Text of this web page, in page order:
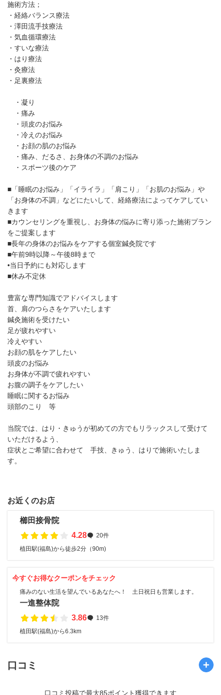
施術方法；
・経絡バランス療法
・澤田流手技療法
・気血循環療法
・すいな療法
・はり療法
・灸療法
・足裏療法
・凝り
・痛み
・頭皮のお悩み
・冷えのお悩み
・お顔の肌のお悩み
・痛み、だるさ、お身体の不調のお悩み
・スポーツ後のケア
■「睡眠のお悩み」「イライラ」「肩こり」「お肌のお悩み」や
「お身体の不調」などにたいして、経絡療法によってケアしてい
きます
■カウンセリングを重視し、お身体の悩みに寄り添った施術プラン
をご提案します
■長年の身体のお悩みをケアする個室鍼灸院です
■午前9時以降～午後8時まで
•当日予約にも対応します
■休み不定休
豊富な専門知識でアドバイスします
首、肩のつらさをケアいたします
鍼灸施術を受けたい
足が疲れやすい
冷えやすい
お顔の肌をケアしたい
頭皮のお悩み
お身体が不調で疲れやすい
お腹の調子をケアしたい
睡眠に関するお悩み
頭部のこり 等
当院では、はり・きゅうが初めての方でもリラックスして受けて
いただけるよう、
症状とご希望に合わせて 手技、きゅう、はりで施術いたしま
す。
お近くのお店
櫛田接骨院
4.28
20件
植田駅(福島)から徒歩2分（90m)
今すぐお得なクーポンをチェック
痛みのない生活を望んでいるあなたへ！ 土日祝日も営業します。
一進整体院
3.86
13件
植田駅(福島)から6.3km
口コミ
口コミ投稿で最大85ポイント獲得できます